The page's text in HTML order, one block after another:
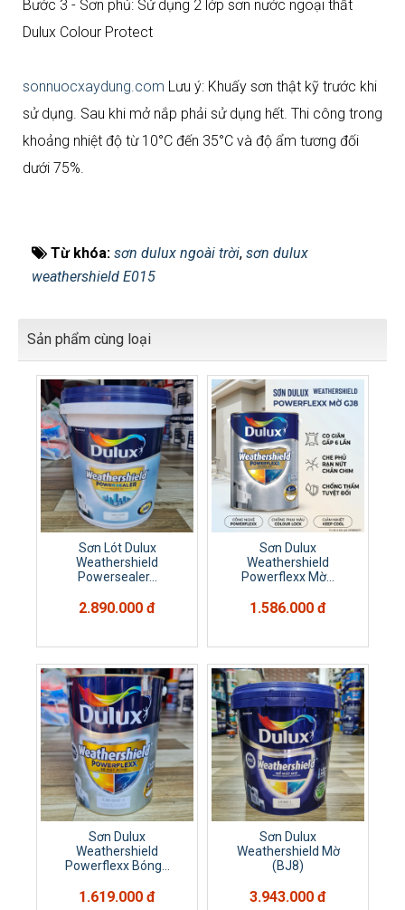
Bước 3 - Sơn phủ: Sử dụng 2 lớp sơn nước ngoại thất
Dulux Colour Protect
sonnuocxaydung.com Lưu ý: Khuấy sơn thật kỹ trước khi
sử dụng. Sau khi mở nắp phải sử dụng hết. Thi công trong
khoảng nhiệt độ từ 10°C đến 35°C và độ ẩm tương đối
dưới 75%.
Từ khóa: sơn dulux ngoài trời, sơn dulux
weathershield E015
Sản phẩm cùng loại
Sơn Lót Dulux
Weathershield
Powersealer...
2.890.000 đ
Sơn Dulux
Weathershield
Powerflexx Mờ...
1.586.000 đ
Sơn Dulux
Weathershield
Powerflexx Bóng...
1.619.000 đ
Sơn Dulux
Weathershield Mờ
(BJ8)
3.943.000 đ